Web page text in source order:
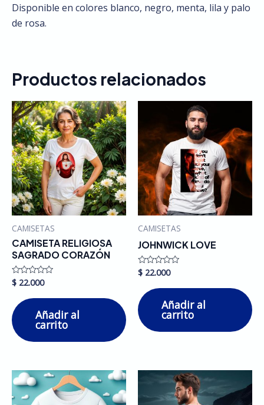
Disponible en colores blanco, negro, menta, lila y palo
de rosa.
Productos relacionados
CAMISETAS
CAMISETA RELIGIOSA
SAGRADO CORAZÓN
Valorado
en
de
5
$ 22.000
Añadir al
carrito
CAMISETAS
JOHNWICK LOVE
Valorado
en
de
5
$ 22.000
Añadir al
carrito